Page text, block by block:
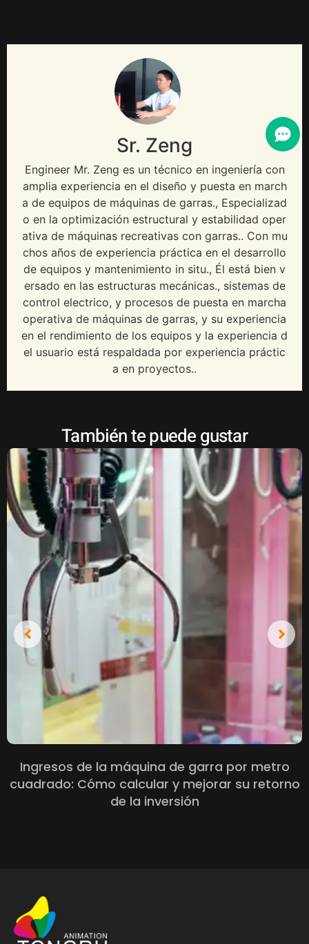
Sr. Zeng
Engineer Mr. Zeng es un técnico en ingeniería con
amplia experiencia en el diseño y puesta en march
a de equipos de máquinas de garras., Especializad
o en la optimización estructural y estabilidad oper
ativa de máquinas recreativas con garras.. Con mu
chos años de experiencia práctica en el desarrollo
de equipos y mantenimiento in situ., Él está bien v
ersado en las estructuras mecánicas., sistemas de
control electrico, y procesos de puesta en marcha
operativa de máquinas de garras, y su experiencia
en el rendimiento de los equipos y la experiencia d
el usuario está respaldada por experiencia práctic
a en proyectos..
También te puede gustar
Ingresos de la máquina de garra por metro
cuadrado: Cómo calcular y mejorar su retorno
de la inversión